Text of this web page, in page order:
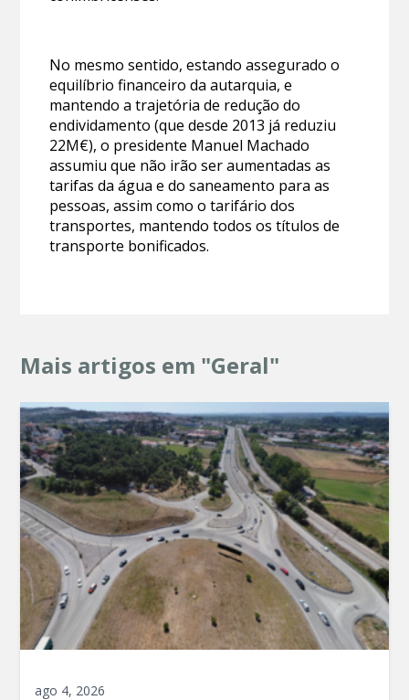
No mesmo sentido, estando assegurado o
equilíbrio financeiro da autarquia, e
mantendo a trajetória de redução do
endividamento (que desde 2013 já reduziu
22M€), o presidente Manuel Machado
assumiu que não irão ser aumentadas as
tarifas da água e do saneamento para as
pessoas, assim como o tarifário dos
transportes, mantendo todos os títulos de
transporte bonificados.
Mais artigos em "Geral"
ago 4, 2026